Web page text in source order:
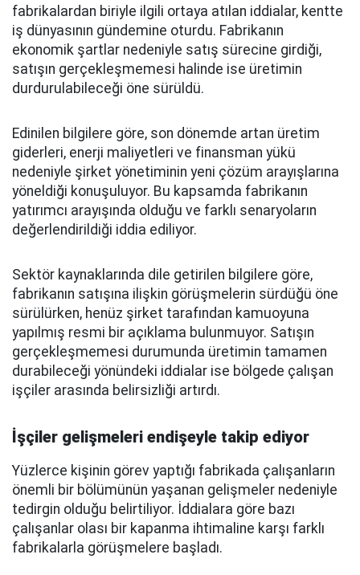
fabrikalardan biriyle ilgili ortaya atılan iddialar, kentte
iş dünyasının gündemine oturdu. Fabrikanın
ekonomik şartlar nedeniyle satış sürecine girdiği,
satışın gerçekleşmemesi halinde ise üretimin
durdurulabileceği öne sürüldü.
Edinilen bilgilere göre, son dönemde artan üretim
giderleri, enerji maliyetleri ve finansman yükü
nedeniyle şirket yönetiminin yeni çözüm arayışlarına
yöneldiği konuşuluyor. Bu kapsamda fabrikanın
yatırımcı arayışında olduğu ve farklı senaryoların
değerlendirildiği iddia ediliyor.
Sektör kaynaklarında dile getirilen bilgilere göre,
fabrikanın satışına ilişkin görüşmelerin sürdüğü öne
sürülürken, henüz şirket tarafından kamuoyuna
yapılmış resmi bir açıklama bulunmuyor. Satışın
gerçekleşmemesi durumunda üretimin tamamen
durabileceği yönündeki iddialar ise bölgede çalışan
işçiler arasında belirsizliği artırdı.
İşçiler gelişmeleri endişeyle takip ediyor
Yüzlerce kişinin görev yaptığı fabrikada çalışanların
önemli bir bölümünün yaşanan gelişmeler nedeniyle
tedirgin olduğu belirtiliyor. İddialara göre bazı
çalışanlar olası bir kapanma ihtimaline karşı farklı
fabrikalarla görüşmelere başladı.